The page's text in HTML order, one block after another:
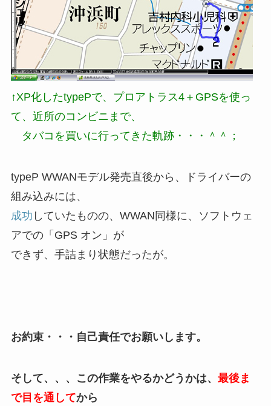
↑XP化したtypePで、プロアトラス4＋GPSを使っ
て、近所のコンビニまで、
タバコを買いに行ってきた軌跡・・・＾＾；
typeP WWANモデル発売直後から、ドライバーの
組み込みには、
成功 していたものの、WWAN同様に、ソフトウェ
アでの「GPS オン」が
できず、手詰まり状態だったが。
お約束・・・自己責任でお願いします。
そして、、、この作業をやるかどうかは、 最後ま
で目を通してから